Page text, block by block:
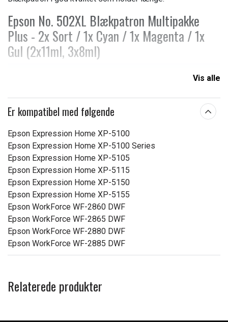
Epson No. 502XL Blækpatron Multipakke
Plus - 2x Sort / 1x Cyan / 1x Magenta / 1x
Gul (2x11ml, 3x8ml)
Farve:
Læs om betydningen af egenskaberne
Vis alle
Er kompatibel med følgende
Epson Expression Home XP-5100
Epson Expression Home XP-5100 Series
Epson Expression Home XP-5105
Epson Expression Home XP-5115
Epson Expression Home XP-5150
Epson Expression Home XP-5155
Epson WorkForce WF-2860 DWF
Epson WorkForce WF-2865 DWF
Epson WorkForce WF-2880 DWF
Epson WorkForce WF-2885 DWF
Relaterede produkter